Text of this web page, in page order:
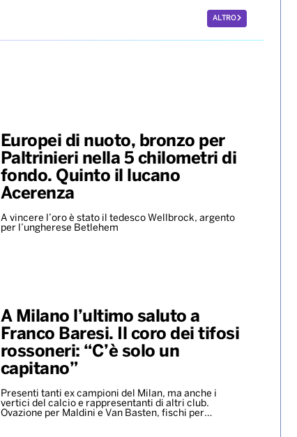
ALTRO
Europei di nuoto, bronzo per
Paltrinieri nella 5 chilometri di
fondo. Quinto il lucano
Acerenza
A vincere l’oro è stato il tedesco Wellbrock, argento
per l’ungherese Betlehem
A Milano l’ultimo saluto a
Franco Baresi. Il coro dei tifosi
rossoneri: “C’è solo un
capitano”
Presenti tanti ex campioni del Milan, ma anche i
vertici del calcio e rappresentanti di altri club.
Ovazione per Maldini e Van Basten, fischi per…